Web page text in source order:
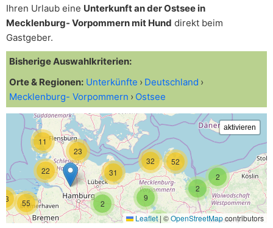
Ihren Urlaub eine Unterkunft an der Ostsee in
Mecklenburg- Vorpommern mit Hund direkt beim
Gastgeber.
Bisherige Auswahlkriterien:
Orte & Regionen: Unterkünfte
Deutschland
Mecklenburg- Vorpommern
Ostsee
2
2
2
5
9
32
31
52
43 55
23
22
11
Leaflet| ©OpenStreetMapcontributors